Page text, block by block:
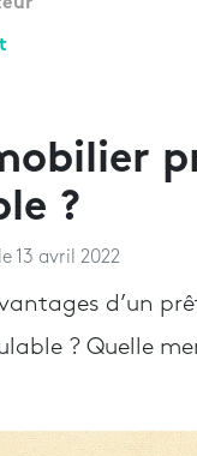
?
le 13 avril 2022
d’un
? Quelle